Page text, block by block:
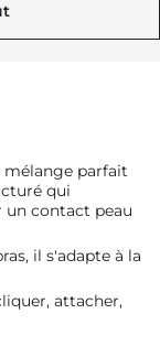
mélange parfait
qui
un contact peau
il s'adapte à la
attacher,